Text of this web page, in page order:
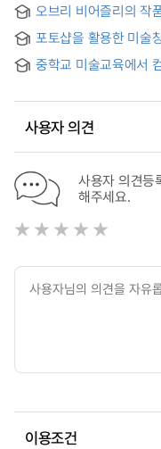
Development of
Practical Use
Photoshop Practical
오브리 비어즐리의 작
symbol in lines and
: Focused on re-
포토샵을 활용한 미술
Creation Using Photoshop, -
중학교 미술교육에서
Plastic Elements and
사용자 의견
사용자 의견등
해주세요.
이용조건